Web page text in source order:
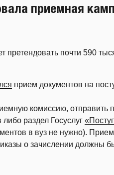
приемная
почти 590
прием документов на
комиссию, отправить
раздел Госуслуг
в вуз не нужно).
о зачислении должны